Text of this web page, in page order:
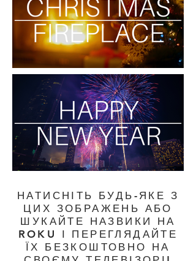
НАТИСНІТЬ БУДЬ-ЯКЕ З
ЦИХ ЗОБРАЖЕНЬ АБО
ШУКАЙТЕ НАЗВИКИ НА
ROKU І ПЕРЕГЛЯДАЙТЕ
ЇХ БЕЗКОШТОВНО НА